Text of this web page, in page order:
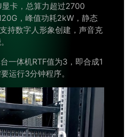
卡，总算力超过2700
，峰值功耗2kW，静态
持数字人形象创建，声音克
一体机RTF值为3，即合成1
运行3分钟程序。